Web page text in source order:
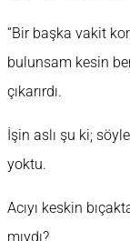
“Bir başka vakit
bulunsam kesin
çıkarırdı.
İşin aslı şu ki;
yoktu.
Acıyı keskin
mıydı?